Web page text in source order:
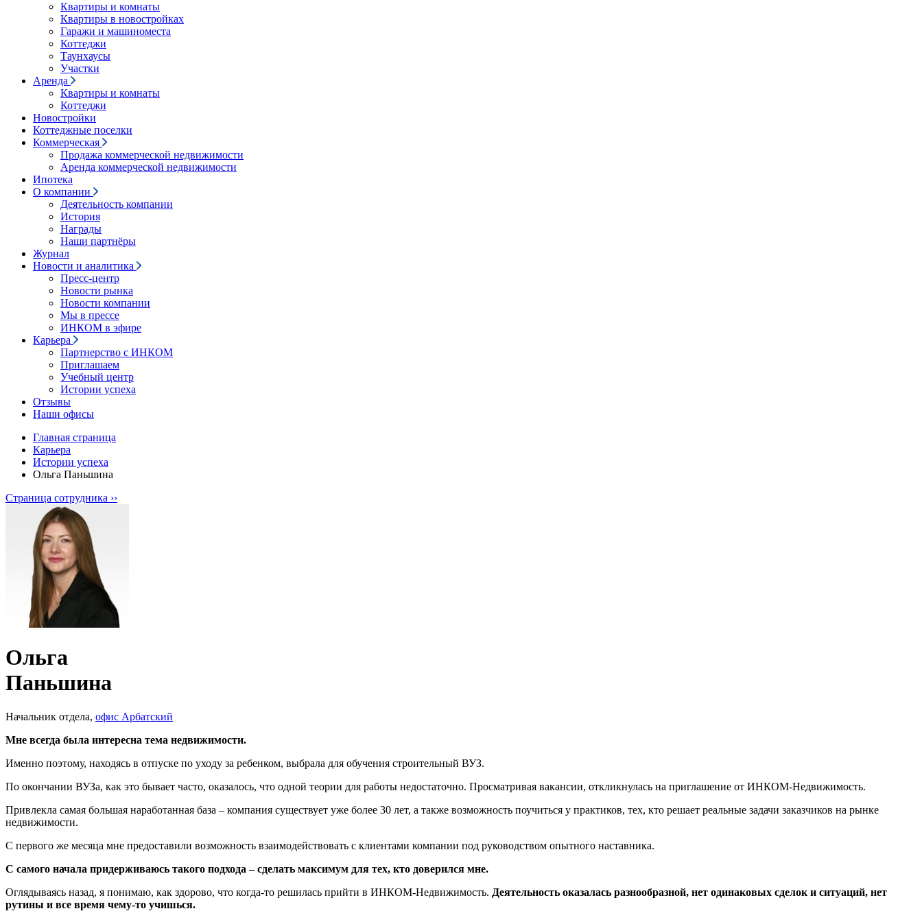
Квартиры и комнаты
Квартиры в новостройках
Гаражи и машиноместа
Коттеджи
Таунхаусы
Участки
Аренда
Квартиры и комнаты
Коттеджи
Новостройки
Коттеджные поселки
Коммерческая
Продажа коммерческой недвижимости
Аренда коммерческой недвижимости
Ипотека
О компании
Деятельность компании
История
Награды
Наши партнёры
Журнал
Новости и аналитика
Пресс-центр
Новости рынка
Новости компании
Мы в прессе
ИНКОМ в эфире
Карьера
Партнерство с ИНКОМ
Приглашаем
Учебный центр
Истории успеха
Отзывы
Наши офисы
Главная страница
Карьера
Истории успеха
Ольга Паньшина
Страница сотрудника ››
Ольга
Паньшина
Начальник отдела, офис Арбатский
Мне всегда была интересна тема недвижимости.
Именно поэтому, находясь в отпуске по уходу за ребенком, выбрала для обучения строительный ВУЗ.
По окончании ВУЗа, как это бывает часто, оказалось, что одной теории для работы недостаточно. Просматривая вакансии, откликнулась на приглашение от ИНКОМ-Недвижимость.
Привлекла самая большая наработанная база – компания существует уже более 30 лет, а также возможность поучиться у практиков, тех, кто решает реальные задачи заказчиков на рынке
недвижимости.
С первого же месяца мне предоставили возможность взаимодействовать с клиентами компании под руководством опытного наставника.
С самого начала придерживаюсь такого подхода – сделать максимум для тех, кто доверился мне.
Оглядываясь назад, я понимаю, как здорово, что когда-то решилась прийти в ИНКОМ-Недвижимость. Деятельность оказалась разнообразной, нет одинаковых сделок и ситуаций, нет
рутины и все время чему-то учишься.